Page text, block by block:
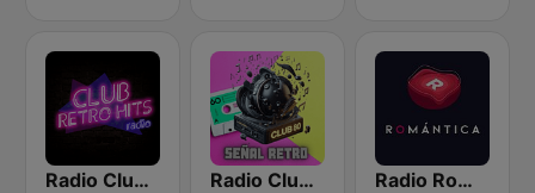
Radio Club Retro Hits Radio Club 80 Señal Retro Radio Romántica FM